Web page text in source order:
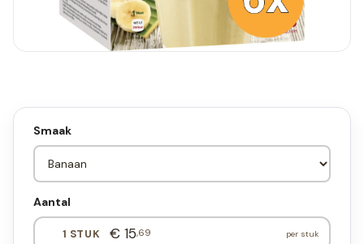
Smaak
Aantal
1 STUK € 15,69 per stuk